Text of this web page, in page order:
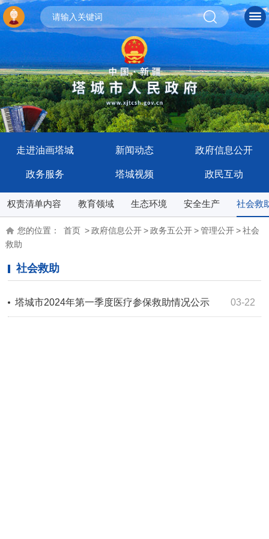
走进油画塔城 新闻动态 政府信息公开
政务服务 塔城视频 政民互动
权责清单内容 教育领域 生态环境 安全生产 社会救
您的位置： 首页 >政府信息公开>政务五公开>管理公开>社会
救助
社会救助
03-22
塔城市2024年第一季度医疗参保救助情况公示